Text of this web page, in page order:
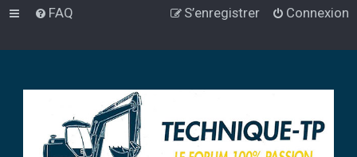
FAQ Connexion
S’enregistrer